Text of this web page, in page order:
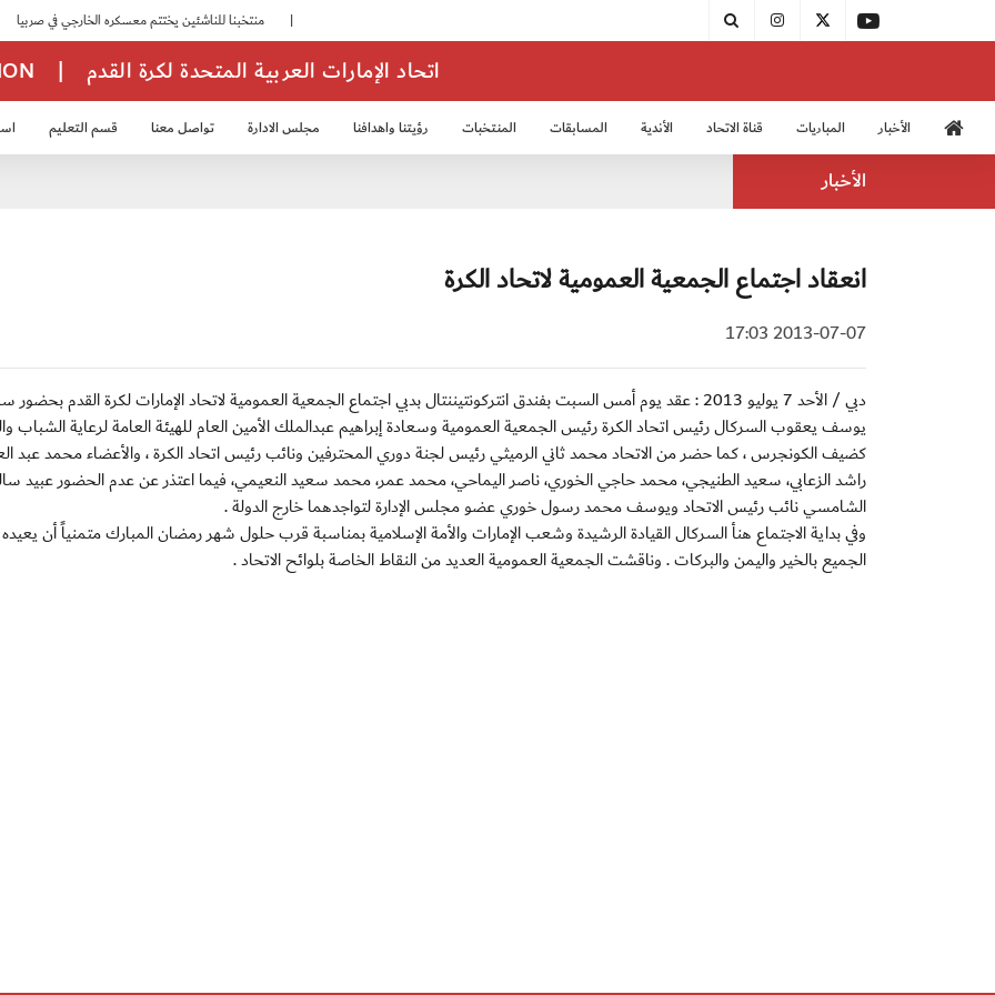
| اتحاد الإمارات العربية المتحدة لكرة القدم
الأخبار المباريات قناة الاتحاد الأندية المسابقات المنتخبات رؤيتنا واهدافنا مجلس الادارة تواصل معنا قسم التعليم
الأخبار
انعقاد اجتماع الجمعية العمومية لاتحاد الكرة
2013-07-07 17:03
دبي / الأحد 7 يوليو 2013 : عقد يوم أمس السبت بفندق انتركونتيننتال بدبي اجتماع الجمعية العمومية لاتحاد الإمارات لكرة القدم بحضور
يوسف يعقوب السركال رئيس اتحاد الكرة رئيس الجمعية العمومية وسعادة إبراهيم عبدالملك الأمين العام للهيئة العامة لرعاية الشباب
كضيف الكونجرس ، كما حضر من الاتحاد محمد ثاني الرميثي رئيس لجنة دوري المحترفين ونائب رئيس اتحاد الكرة ، والأعضاء محمد عبد
راشد الزعابي، سعيد الطنيجي، محمد حاجي الخوري، ناصر اليماحي، محمد عمر، محمد سعيد النعيمي، فيما اعتذر عن عدم الحضور عبيد
الشامسي نائب رئيس الاتحاد ويوسف محمد رسول خوري عضو مجلس الإدارة لتواجدهما خارج الدولة .
وفي بداية الاجتماع هنأ السركال القيادة الرشيدة وشعب الإمارات والأمة الإسلامية بمناسبة قرب حلول شهر رمضان المبارك متمنياً أن
الجميع بالخير واليمن والبركات . وناقشت الجمعية العمومية العديد من النقاط الخاصة بلوائح الاتحاد .